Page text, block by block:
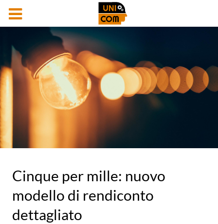
Cinque per mille: nuovo
modello di rendiconto
dettagliato